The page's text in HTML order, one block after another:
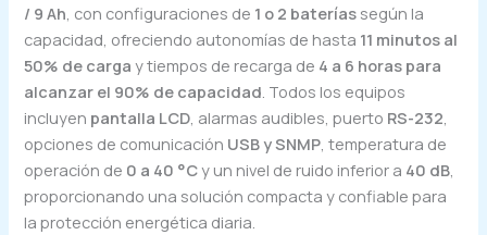
/ 9 Ah, con configuraciones de 1 o 2 baterías según la
capacidad, ofreciendo autonomías de hasta 11 minutos al
50% de carga y tiempos de recarga de 4 a 6 horas para
alcanzar el 90% de capacidad. Todos los equipos
incluyen pantalla LCD, alarmas audibles, puerto RS-232,
opciones de comunicación USB y SNMP, temperatura de
operación de 0 a 40 °Cy un nivel de ruido inferior a 40 dB,
proporcionando una solución compacta y confiable para
la protección energética diaria.